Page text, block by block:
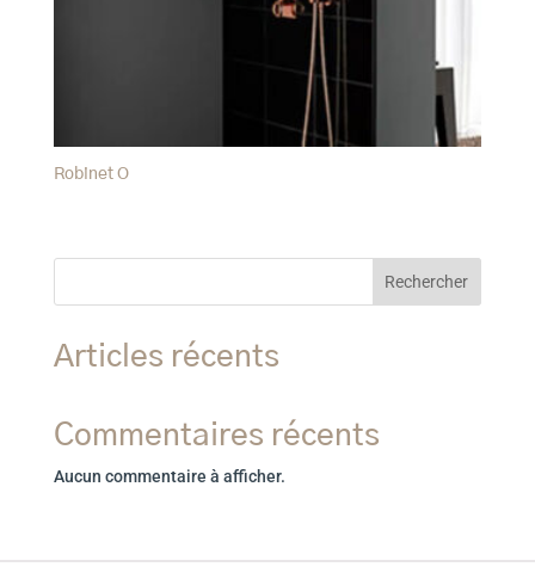
Robinet O
Rechercher
Articles récents
Commentaires récents
Aucun commentaire à afficher.